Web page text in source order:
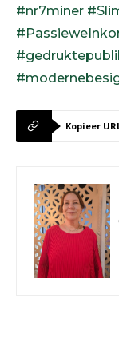
#nr7miner
Kopieer